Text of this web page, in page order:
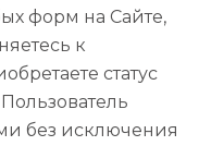
форм на Сайте,
к
статус
без исключения